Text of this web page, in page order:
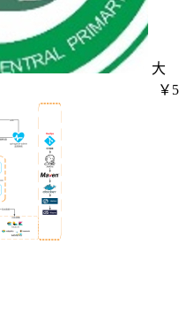
大
￥5